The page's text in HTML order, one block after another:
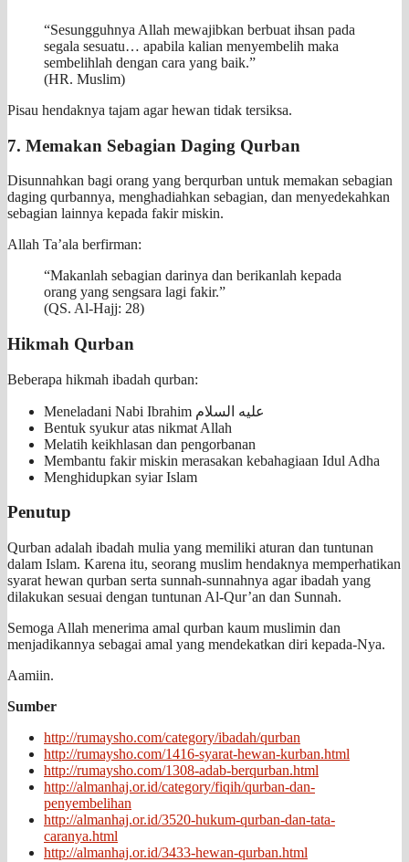
“Sesungguhnya Allah mewajibkan berbuat ihsan pada
segala sesuatu… apabila kalian menyembelih maka
sembelihlah dengan cara yang baik.”
(HR. Muslim)
Pisau hendaknya tajam agar hewan tidak tersiksa.
7. Memakan Sebagian Daging Qurban
Disunnahkan bagi orang yang berqurban untuk memakan sebagian
daging qurbannya, menghadiahkan sebagian, dan menyedekahkan
sebagian lainnya kepada fakir miskin.
Allah Ta’ala berfirman:
“Makanlah sebagian darinya dan berikanlah kepada
orang yang sengsara lagi fakir.”
(QS. Al-Hajj: 28)
Hikmah Qurban
Beberapa hikmah ibadah qurban:
Meneladani Nabi Ibrahim عليه السلام
Bentuk syukur atas nikmat Allah
Melatih keikhlasan dan pengorbanan
Membantu fakir miskin merasakan kebahagiaan Idul Adha
Menghidupkan syiar Islam
Penutup
Qurban adalah ibadah mulia yang memiliki aturan dan tuntunan
dalam Islam. Karena itu, seorang muslim hendaknya memperhatikan
syarat hewan qurban serta sunnah-sunnahnya agar ibadah yang
dilakukan sesuai dengan tuntunan Al-Qur’an dan Sunnah.
Semoga Allah menerima amal qurban kaum muslimin dan
menjadikannya sebagai amal yang mendekatkan diri kepada-Nya.
Aamiin.
Sumber
http://rumaysho.com/category/ibadah/qurban
http://rumaysho.com/1416-syarat-hewan-kurban.html
http://rumaysho.com/1308-adab-berqurban.html
http://almanhaj.or.id/category/fiqih/qurban-dan-
penyembelihan
http://almanhaj.or.id/3520-hukum-qurban-dan-tata-
caranya.html
http://almanhaj.or.id/3433-hewan-qurban.html